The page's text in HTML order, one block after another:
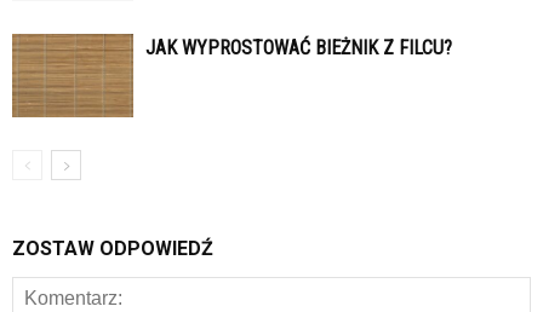
JAK WYPROSTOWAĆ BIEŻNIK Z FILCU?
ZOSTAW ODPOWIEDŹ